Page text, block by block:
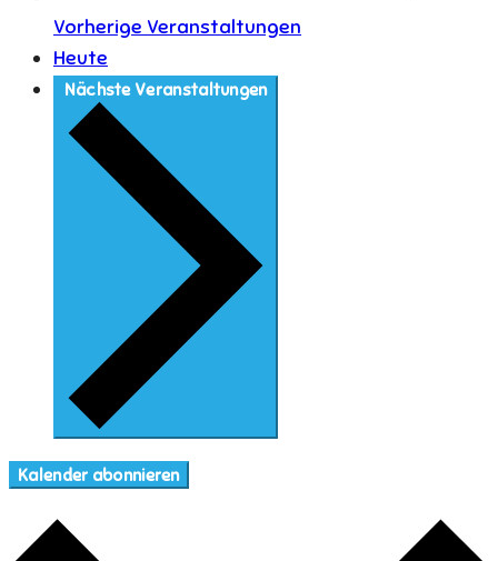
Vorherige Veranstaltungen
Heute
Nächste Veranstaltungen
Kalender abonnieren